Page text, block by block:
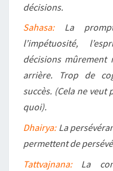
décisions.
Sahasa: La
l’impétuosité,
décisions
arrière. Trop de
succès. (Cela ne veut
quoi).
Dhairya: La
permettent de
Tattvajnana:La